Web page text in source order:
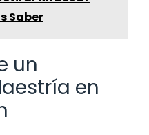
Saber
un
en